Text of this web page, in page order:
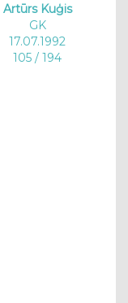
Artūrs Kuģis
GK
17.07.1992
105 / 194